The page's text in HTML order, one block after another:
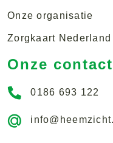
Onze organisatie
Zorgkaart Nederland
Onze
0186 693 122